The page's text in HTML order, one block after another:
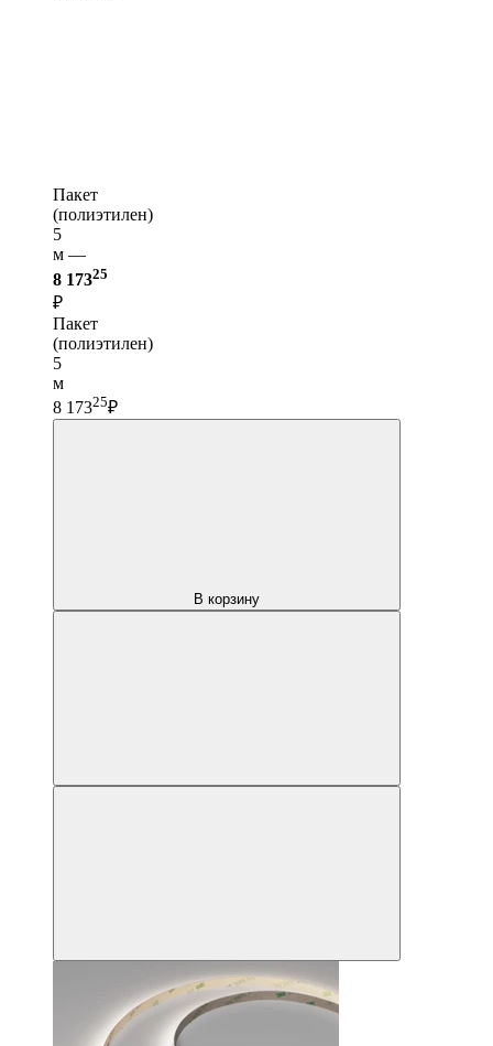
Пакет
(полиэтилен)
5
м —
8 17325
₽
Пакет
(полиэтилен)
5
м
8 17325₽
В корзину